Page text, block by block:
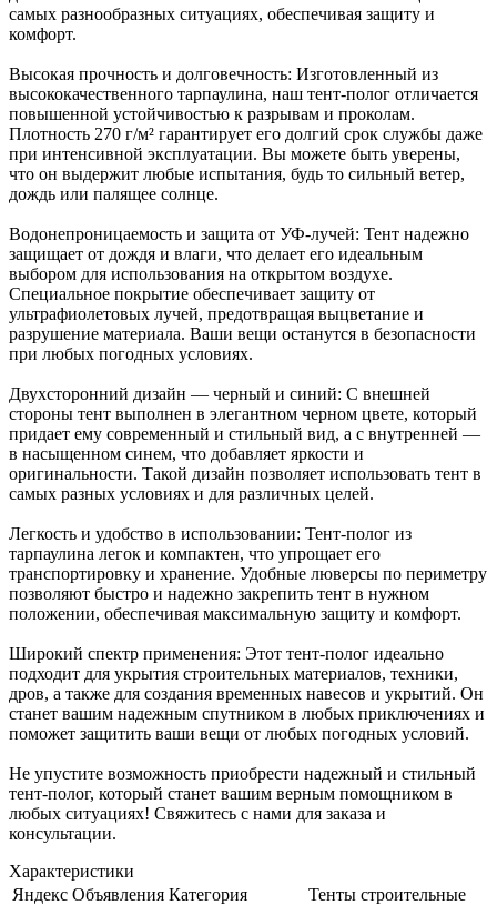
самых разнообразных ситуациях, обеспечивая защиту и
комфорт.
Высокая прочность и долговечность: Изготовленный из
высококачественного тарпаулина, наш тент-полог отличается
повышенной устойчивостью к разрывам и проколам.
Плотность 270 г/м² гарантирует его долгий срок службы даже
при интенсивной эксплуатации. Вы можете быть уверены,
что он выдержит любые испытания, будь то сильный ветер,
дождь или палящее солнце.
Водонепроницаемость и защита от УФ-лучей: Тент надежно
защищает от дождя и влаги, что делает его идеальным
выбором для использования на открытом воздухе.
Специальное покрытие обеспечивает защиту от
ультрафиолетовых лучей, предотвращая выцветание и
разрушение материала. Ваши вещи останутся в безопасности
при любых погодных условиях.
Двухсторонний дизайн — черный и синий: С внешней
стороны тент выполнен в элегантном черном цвете, который
придает ему современный и стильный вид, а с внутренней —
в насыщенном синем, что добавляет яркости и
оригинальности. Такой дизайн позволяет использовать тент в
самых разных условиях и для различных целей.
Легкость и удобство в использовании: Тент-полог из
тарпаулина легок и компактен, что упрощает его
транспортировку и хранение. Удобные люверсы по периметру
позволяют быстро и надежно закрепить тент в нужном
положении, обеспечивая максимальную защиту и комфорт.
Широкий спектр применения: Этот тент-полог идеально
подходит для укрытия строительных материалов, техники,
дров, а также для создания временных навесов и укрытий. Он
станет вашим надежным спутником в любых приключениях и
поможет защитить ваши вещи от любых погодных условий.
Не упустите возможность приобрести надежный и стильный
тент-полог, который станет вашим верным помощником в
любых ситуациях! Свяжитесь с нами для заказа и
консультации.
Характеристики
Яндекс Объявления Категория
Тенты строительные